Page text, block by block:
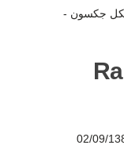
جکسون -
02/09/